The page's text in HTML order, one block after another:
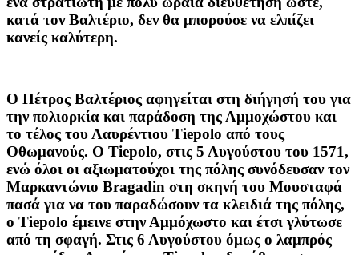
κατά τον Βαλτέριο, δεν θα μπορούσε να ελπίζει
κανείς καλύτερη.
Ο Πέτρος Βαλτέριος αφηγείται στη διήγησή του για
την πολιορκία και παράδοση της Αμμοχώστου και
το τέλος του Λαυρέντιου Tiepolo από τους
Οθωμανούς. Ο Tiepolo, στις 5 Αυγούστου του 1571,
ενώ όλοι οι αξιωματούχοι της πόλης συνόδευσαν τον
Μαρκαντώνιο Bragadin στη σκηνή του Μουσταφά
πασά για να του παραδώσουν τα κλειδιά της πόλης,
ο Tiepolo έμεινε στην Αμμόχωστο και έτσι γλύτωσε
από τη σφαγή. Στις 6 Αυγούστου όμως ο λαμπρός